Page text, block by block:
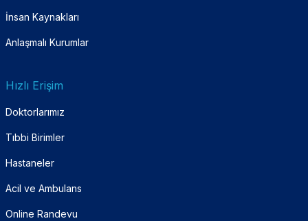
İnsan Kaynakları
Anlaşmalı Kurumlar
Hızlı Erişim
Doktorlarımız
Tıbbi Birimler
Hastaneler
Acil ve Ambulans
Online Randevu